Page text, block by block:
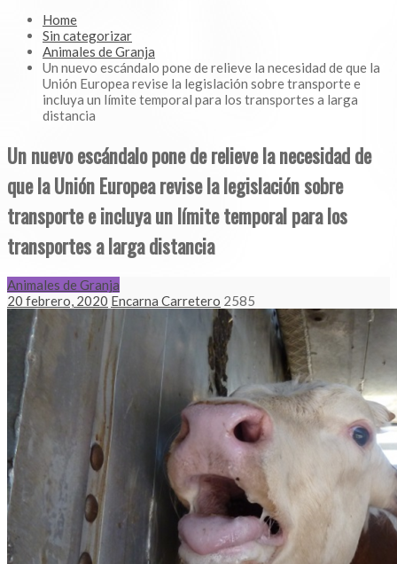
Home
Sin categorizar
Animales de Granja
Un nuevo escándalo pone de relieve la necesidad de que la
Unión Europea revise la legislación sobre transporte e
incluya un límite temporal para los transportes a larga
distancia
Un nuevo escándalo pone de relieve la necesidad de
que la Unión Europea revise la legislación sobre
transporte e incluya un límite temporal para los
transportes a larga distancia
Animales de Granja
20 febrero, 2020 Encarna Carretero 2585